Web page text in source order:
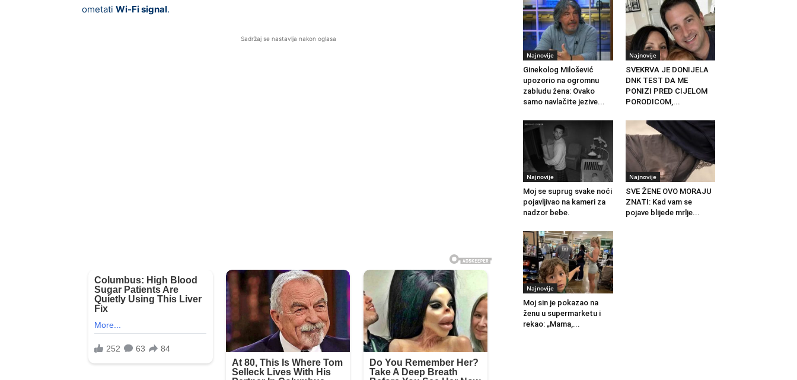
ometati Wi-Fi signal.
Sadržaj se nastavlja nakon oglasa
Najnovije
Ginekolog Milošević
upozorio na ogromnu
zabludu žena: Ovako
samo navlačite jezive...
Najnovije
SVEKRVA JE DONIJELA
DNK TEST DA ME
PONIZI PRED CIJELOM
PORODICOM,...
Najnovije
Moj se suprug svake noći
pojavljivao na kameri za
nadzor bebe.
Najnovije
SVE ŽENE OVO MORAJU
ZNATI: Kad vam se
pojave blijede mrlje...
Najnovije
Moj sin je pokazao na
ženu u supermarketu i
rekao: „Mama,...